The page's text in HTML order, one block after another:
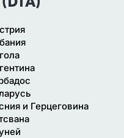
и Герцеговина